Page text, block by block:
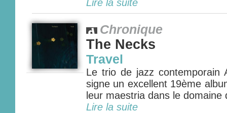
Lire la suite
Chronique
The Necks
Travel
Le trio de jazz contemporain
signe un excellent 19ème
leur maestria dans le
Lire la suite